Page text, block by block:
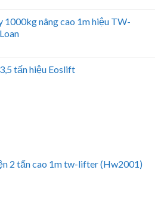
1000kg nâng cao 1m hiệu TW-
tấn hiệu Eoslift
2 tấn cao 1m tw-lifter (Hw2001)